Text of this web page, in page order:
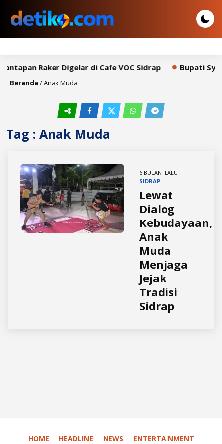
Raker Digelar di Cafe VOC Sidrap Bupati
Beranda /Anak Muda
Tag : Anak Muda
6 BULAN LALU |
SIDRAP
Lewat
Dialog
Kebudayaan,
Anak
Muda
Menjaga
Jejak
Tradisi
Sidrap
HOME HEADLINE NEWS ENTERTAINMENT